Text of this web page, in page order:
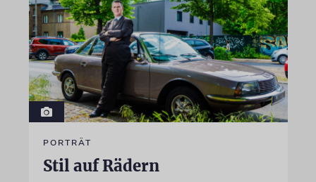
PORTRÄT
Stil auf Rädern